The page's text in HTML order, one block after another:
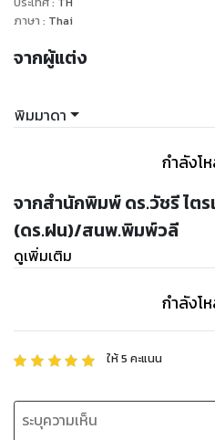
ภาษา : Thai
จากผู้แต่ง
พิมมาดา
กำลังโ
จากสำนักพิมพ์ ดร.วัชรี ไต
(ดร.ฝน)/สนพ.พิมพ์วลี
ดูเพิ่มเติม
กำลังโ
ให้5 คะแนน